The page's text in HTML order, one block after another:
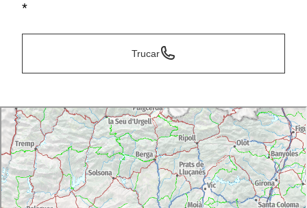
*
Trucar